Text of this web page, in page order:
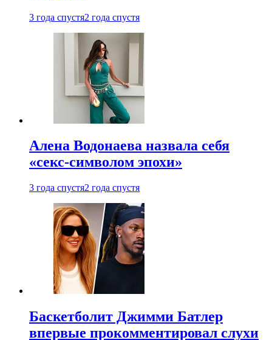
3 года спустя2 года спустя
Алена Водонаева назвала себя
«секс-символом эпохи»
3 года спустя2 года спустя
Баскетболит Джимми Батлер
впервые прокомментировал слухи